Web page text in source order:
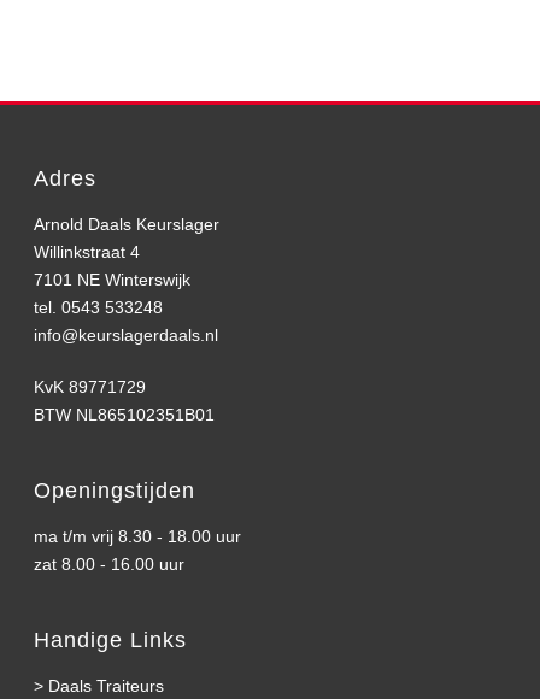
Adres
Arnold Daals Keurslager
Willinkstraat 4
7101 NE Winterswijk
tel. 0543 533248
info@keurslagerdaals.nl
KvK 89771729
BTW NL865102351B01
Openingstijden
ma t/m vrij 8.30 - 18.00 uur
zat 8.00 - 16.00 uur
Handige Links
> Daals Traiteurs